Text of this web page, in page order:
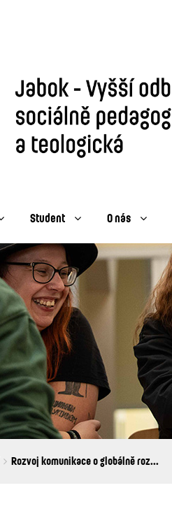
Student O nás
Rozvoj komunikace o globálně roz...